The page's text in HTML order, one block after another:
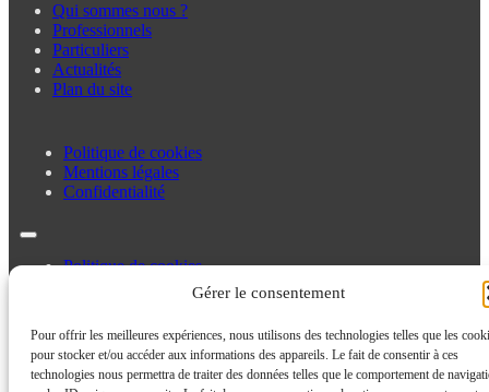
Gérer le consentement
Pour offrir les meilleures expériences, nous utilisons des technologies telles que les
pour stocker et/ou accéder aux informations des appareils. Le fait de consentir à ces
technologies nous permettra de traiter des données telles que le comportement de
Qui sommes nous ?
Professionnels
Particuliers
Actualités
Plan du site
Politique de cookies
Mentions légales
Confidentialité
Politique de cookies